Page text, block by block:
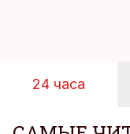
24 часа